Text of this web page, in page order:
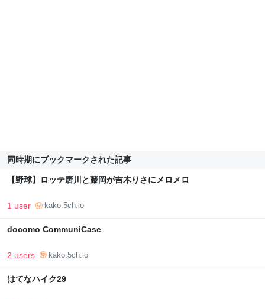
同時期にブックマークされた記事
【野球】ロッテ唐川と藤岡が吉木りさにメロメロ
1 user kako.5ch.io
docomo CommuniCase
2 users kako.5ch.io
はてなハイク29